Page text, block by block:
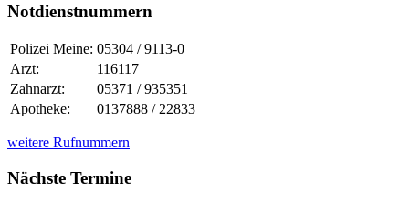
Notdienstnummern
Polizei Meine: 05304 / 9113-0
Arzt:
116117
Zahnarzt:
05371 / 935351
Apotheke:
0137888 / 22833
weitere Rufnummern
Nächste Termine